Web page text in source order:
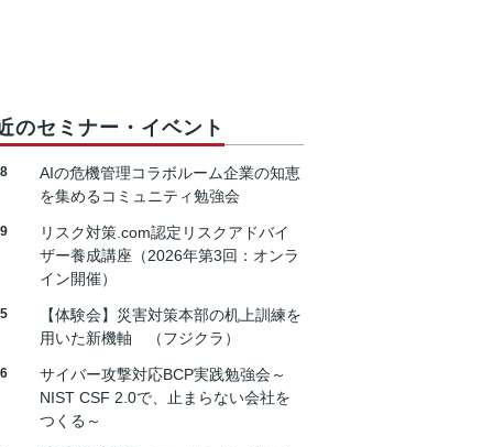
のセミナー・イベント
AIの危機管理コラボルーム企業の知恵
を集めるコミュニティ勉強会
リスク対策.com認定リスクアドバイ
ザー養成講座（2026年第3回：オンラ
イン開催）
【体験会】災害対策本部の机上訓練を
用いた新機軸 （フジクラ）
サイバー攻撃対応BCP実践勉強会～
NIST CSF 2.0で、止まらない会社を
つくる～